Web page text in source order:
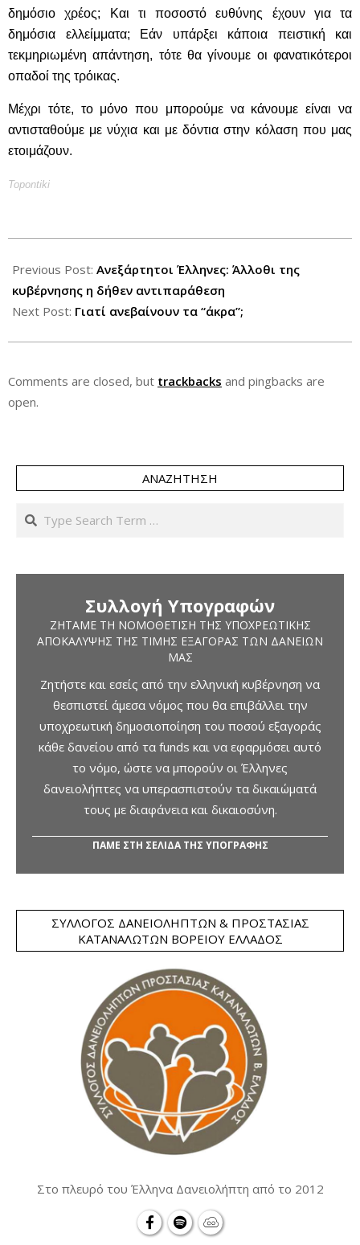
δημόσιο χρέος; Και τι ποσοστό ευθύνης έχουν για τα
δημόσια ελλείμματα; Εάν υπάρξει κάποια πειστική και
τεκμηριωμένη απάντηση, τότε θα γίνουμε οι φανατικότεροι
οπαδοί της τρόικας.
Μέχρι τότε, το μόνο που μπορούμε να κάνουμε είναι να
αντισταθούμε με νύχια και με δόντια στην κόλαση που μας
ετοιμάζουν.
Topontiki
10-
23
Previous Post: Ανεξάρτητοι Έλληνες: Άλλοθι της
κυβέρνησης η δήθεν αντιπαράθεση
Next Post: Γιατί ανεβαίνουν τα “άκρα”;
Comments are closed, but trackbacks and pingbacks are
open.
ΑΝΑΖΉΤΗΣΗ
Search
Συλλογή Υπογραφών
ΖΗΤΆΜΕ ΤΗ ΝΟΜΟΘΈΤΙΣΗ ΤΗΣ ΥΠΟΧΡΕΩΤΙΚΉΣ
ΑΠΟΚΆΛΥΨΗΣ ΤΗΣ ΤΙΜΉΣ ΕΞΑΓΟΡΆΣ ΤΩΝ ΔΑΝΕΊΩΝ
ΜΑΣ
Ζητήστε και εσείς από την ελληνική κυβέρνηση να
θεσπιστεί άμεσα νόμος που θα επιβάλλει την
υποχρεωτική δημοσιοποίηση του ποσού εξαγοράς
κάθε δανείου από τα funds και να εφαρμόσει αυτό
το νόμο, ώστε να μπορούν οι Έλληνες
δανειολήπτες να υπερασπιστούν τα δικαιώματά
τους με διαφάνεια και δικαιοσύνη.
ΠΑΜΕ ΣΤΗ ΣΕΛΙΔΑ ΤΗΣ ΥΠΟΓΡΑΦΗΣ
ΣΎΛΛΟΓΟΣ ΔΑΝΕΙΟΛΗΠΤΏΝ & ΠΡΟΣΤΑΣΊΑΣ
ΚΑΤΑΝΑΛΩΤΏΝ ΒΟΡΕΊΟΥ ΕΛΛΆΔΟΣ
Στο πλευρό του Έλληνα Δανειολήπτη από το 2012